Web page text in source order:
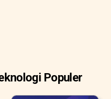
Populer